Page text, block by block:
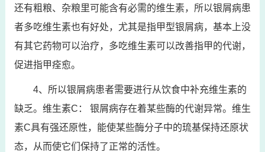
还有粗粮、杂粮里可能含有必需的维生素，所以银屑病患
者多吃维生素也有好处，尤其是指甲型银屑病，基本上没
有其它药物可以治疗，多吃维生素可以改善指甲的代谢，
促进指甲痊愈。
4、所以银屑病患者需要进行从饮食中补充维生素的
缺乏。维生素C： 银屑病存在着某些酶的代谢异常。维生
素C具有强还原性，能使某些酶分子中的琉基保持还原状
态，从而使它们保持了正常的活性。